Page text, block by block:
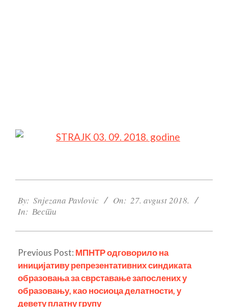
08-
27
By: Snjezana Pavlovic On: 27. avgust 2018.
In: Вести
Previous Post: МПНТР одговорило на
иницијативу репрезентативних синдиката
образовања за сврставање запослених у
образовању, као носиоца делатности, у
девету платну групу